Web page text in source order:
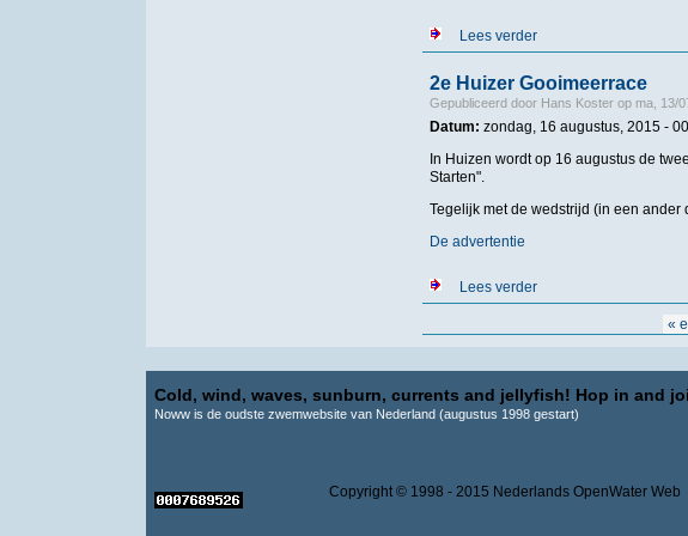
Lees verderover 2# Gooimeer-
2e Huizer Gooimeerrace
Gepubliceerd door Hans Kosterop ma, 13/
Datum: zondag, 16 augustus, 2015 -
In Huizen wordt op 16 augustus de
Starten".
Tegelijk met de wedstrijd (in een
De advertentie
Lees verderover 2e Huizer
«
Cold, wind, waves, sunburn, currents and jellyfish! Hop in and
Noww is de oudste zwemwebsite van Nederland (augustus 1998 gestart)
Copyright © 1998 - 2015 Nederlands OpenWater